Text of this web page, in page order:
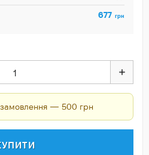
677 грн
замовлення — 500 грн